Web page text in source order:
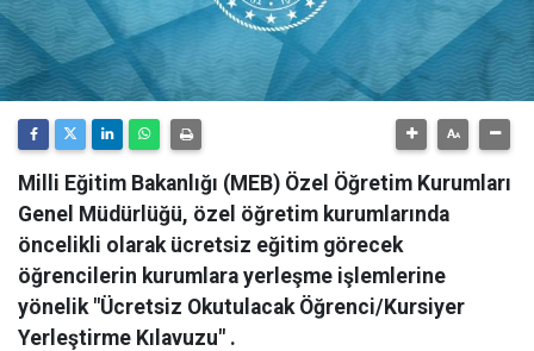
Milli Eğitim Bakanlığı (MEB) Özel Öğretim Kurumları
Genel Müdürlüğü, özel öğretim kurumlarında
öncelikli olarak ücretsiz eğitim görecek
öğrencilerin kurumlara yerleşme işlemlerine
yönelik "Ücretsiz Okutulacak Öğrenci/Kursiyer
Yerleştirme Kılavuzu" .